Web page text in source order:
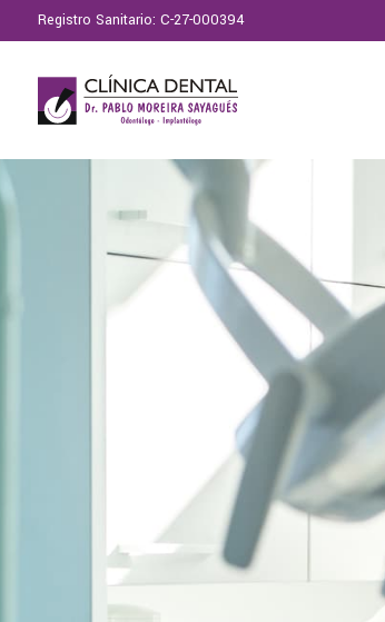
Registro Sanitario: C-27-000394